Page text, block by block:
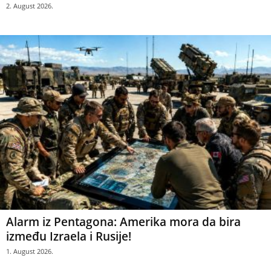
2. August 2026.
Alarm iz Pentagona: Amerika mora da bira
između Izraela i Rusije!
1. August 2026.